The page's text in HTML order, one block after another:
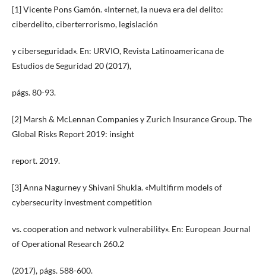
[1] Vicente Pons Gamón. «Internet, la nueva era del delito:
ciberdelito, ciberterrorismo, legislación
y ciberseguridad». En: URVIO, Revista Latinoamericana de
Estudios de Seguridad 20 (2017),
págs. 80-93.
[2] Marsh & McLennan Companies y Zurich Insurance Group. The
Global Risks Report 2019: insight
report. 2019.
[3] Anna Nagurney y Shivani Shukla. «Multifirm models of
cybersecurity investment competition
vs. cooperation and network vulnerability». En: European Journal
of Operational Research 260.2
(2017), págs. 588-600.